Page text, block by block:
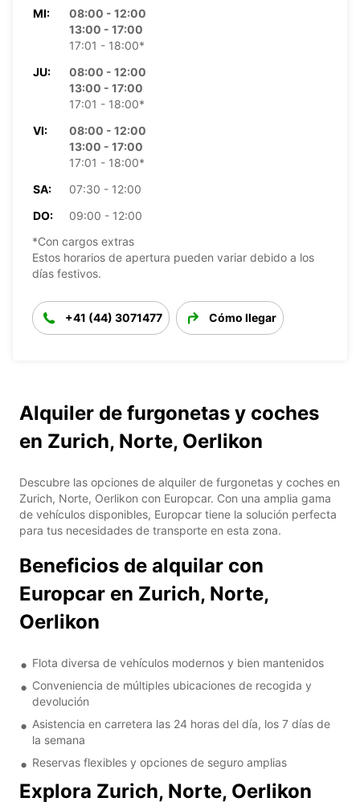
MI:
08:00 - 12:00
13:00 - 17:00
17:01 - 18:00*
JU:
08:00 - 12:00
13:00 - 17:00
17:01 - 18:00*
VI:
08:00 - 12:00
13:00 - 17:00
17:01 - 18:00*
SA:
07:30 - 12:00
DO:
09:00 - 12:00
*Con cargos extras
Estos horarios de apertura pueden variar debido a los
días festivos.
+41 (44) 3071477 Cómo llegar
Alquiler de furgonetas y coches
en Zurich, Norte, Oerlikon
Descubre las opciones de alquiler de furgonetas y coches en
Zurich, Norte, Oerlikon con Europcar. Con una amplia gama
de vehículos disponibles, Europcar tiene la solución perfecta
para tus necesidades de transporte en esta zona.
Beneficios de alquilar con
Europcar en Zurich, Norte,
Oerlikon
Flota diversa de vehículos modernos y bien mantenidos
Conveniencia de múltiples ubicaciones de recogida y
devolución
Asistencia en carretera las 24 horas del día, los 7 días de
la semana
Reservas flexibles y opciones de seguro amplias
Explora Zurich, Norte, Oerlikon